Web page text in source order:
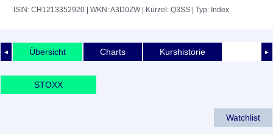
ISIN: CH1213352920 | WKN: A3D0ZW| Kürzel: Q3SS | Typ: Index
◄ ►
Übersicht Charts Kurshistorie
STOXX
Watchlist